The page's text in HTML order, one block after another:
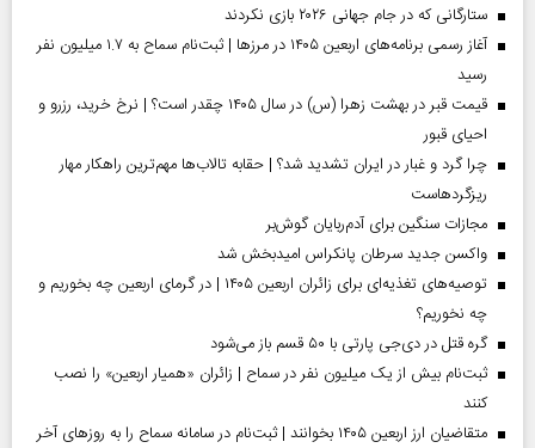
ستارگانی که در جام جهانی ۲۰۲۶ بازی نکردند
آغاز رسمی برنامه‌های اربعین ۱۴۰۵ در مرز‌ها | ثبت‌نام سماح به ۱.۷ میلیون نفر
رسید
قیمت قبر در بهشت زهرا (س) در سال ۱۴۰۵ چقدر است؟ | نرخ خرید، رزرو و
احیای قبور
چرا گرد و غبار در ایران تشدید شد؟ | حقابه تالاب‌ها مهم‌ترین راهکار مهار
ریزگردهاست
مجازات سنگین برای آدم‌ربایان گوش‌بر
واکسن جدید سرطان پانکراس امیدبخش شد
توصیه‌های تغذیه‌ای برای زائران اربعین ۱۴۰۵ | در گرمای اربعین چه بخوریم و
چه نخوریم؟
گره قتل در دی‌جی پارتی با ۵۰ قسم باز می‌شود
ثبت‌نام بیش از یک میلیون نفر در سماح | زائران «همیار اربعین» را نصب
کنند
متقاضیان ارز اربعین ۱۴۰۵ بخوانند | ثبت‌نام در سامانه سماح را به روز‌های آخر